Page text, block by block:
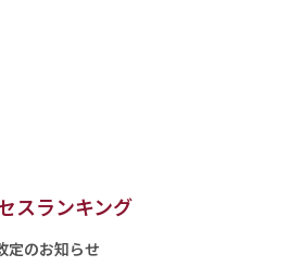
スランキング
定のお知らせ